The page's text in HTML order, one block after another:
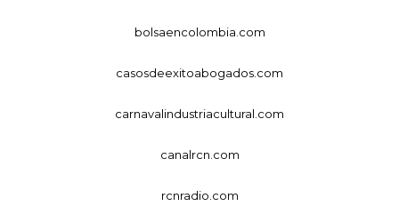
bolsaencolombia.com
casosdeexitoabogados.com
carnavalindustriacultural.com
canalrcn.com
rcnradio.com